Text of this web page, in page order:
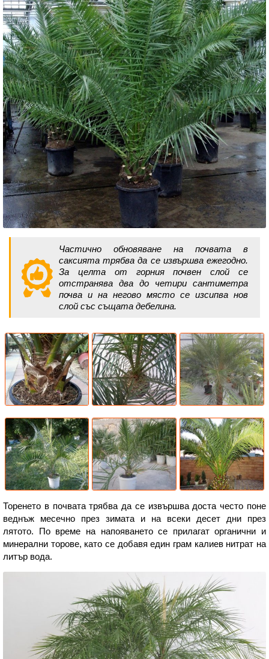
Частично обновяване на почвата в
саксията трябва да се извършва ежегодно.
За целта от горния почвен слой се
отстранява два до четири сантиметра
почва и на негово място се изсипва нов
слой със същата дебелина.
Торенето в почвата трябва да се извършва доста често поне
веднъж месечно през зимата и на всеки десет дни през
лятото. По време на напояването се прилагат органични и
минерални торове, като се добавя един грам калиев нитрат на
литър вода.